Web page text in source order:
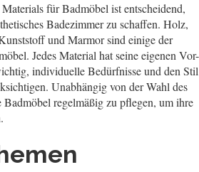
für Badmöbel ist entscheidend,
Badezimmer zu schaffen. Holz,
und Marmor sind einige der
Jedes Material hat seine eigenen Vor-
individuelle Bedürfnisse und den Stil
Unabhängig von der Wahl des
regelmäßig zu pflegen, um ihre